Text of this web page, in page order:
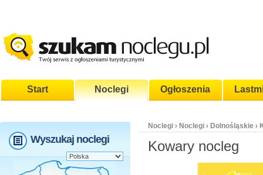
Start Noclegi Ogłoszenia
Wyszukaj noclegi
Noclegi › Noclegi › Dolnośląskie ›
Kowary nocleg